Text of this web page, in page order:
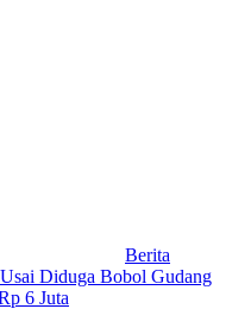
Berita
Diduga Bobol Gudang
6 Juta